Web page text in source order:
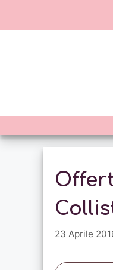
al
23 Aprile